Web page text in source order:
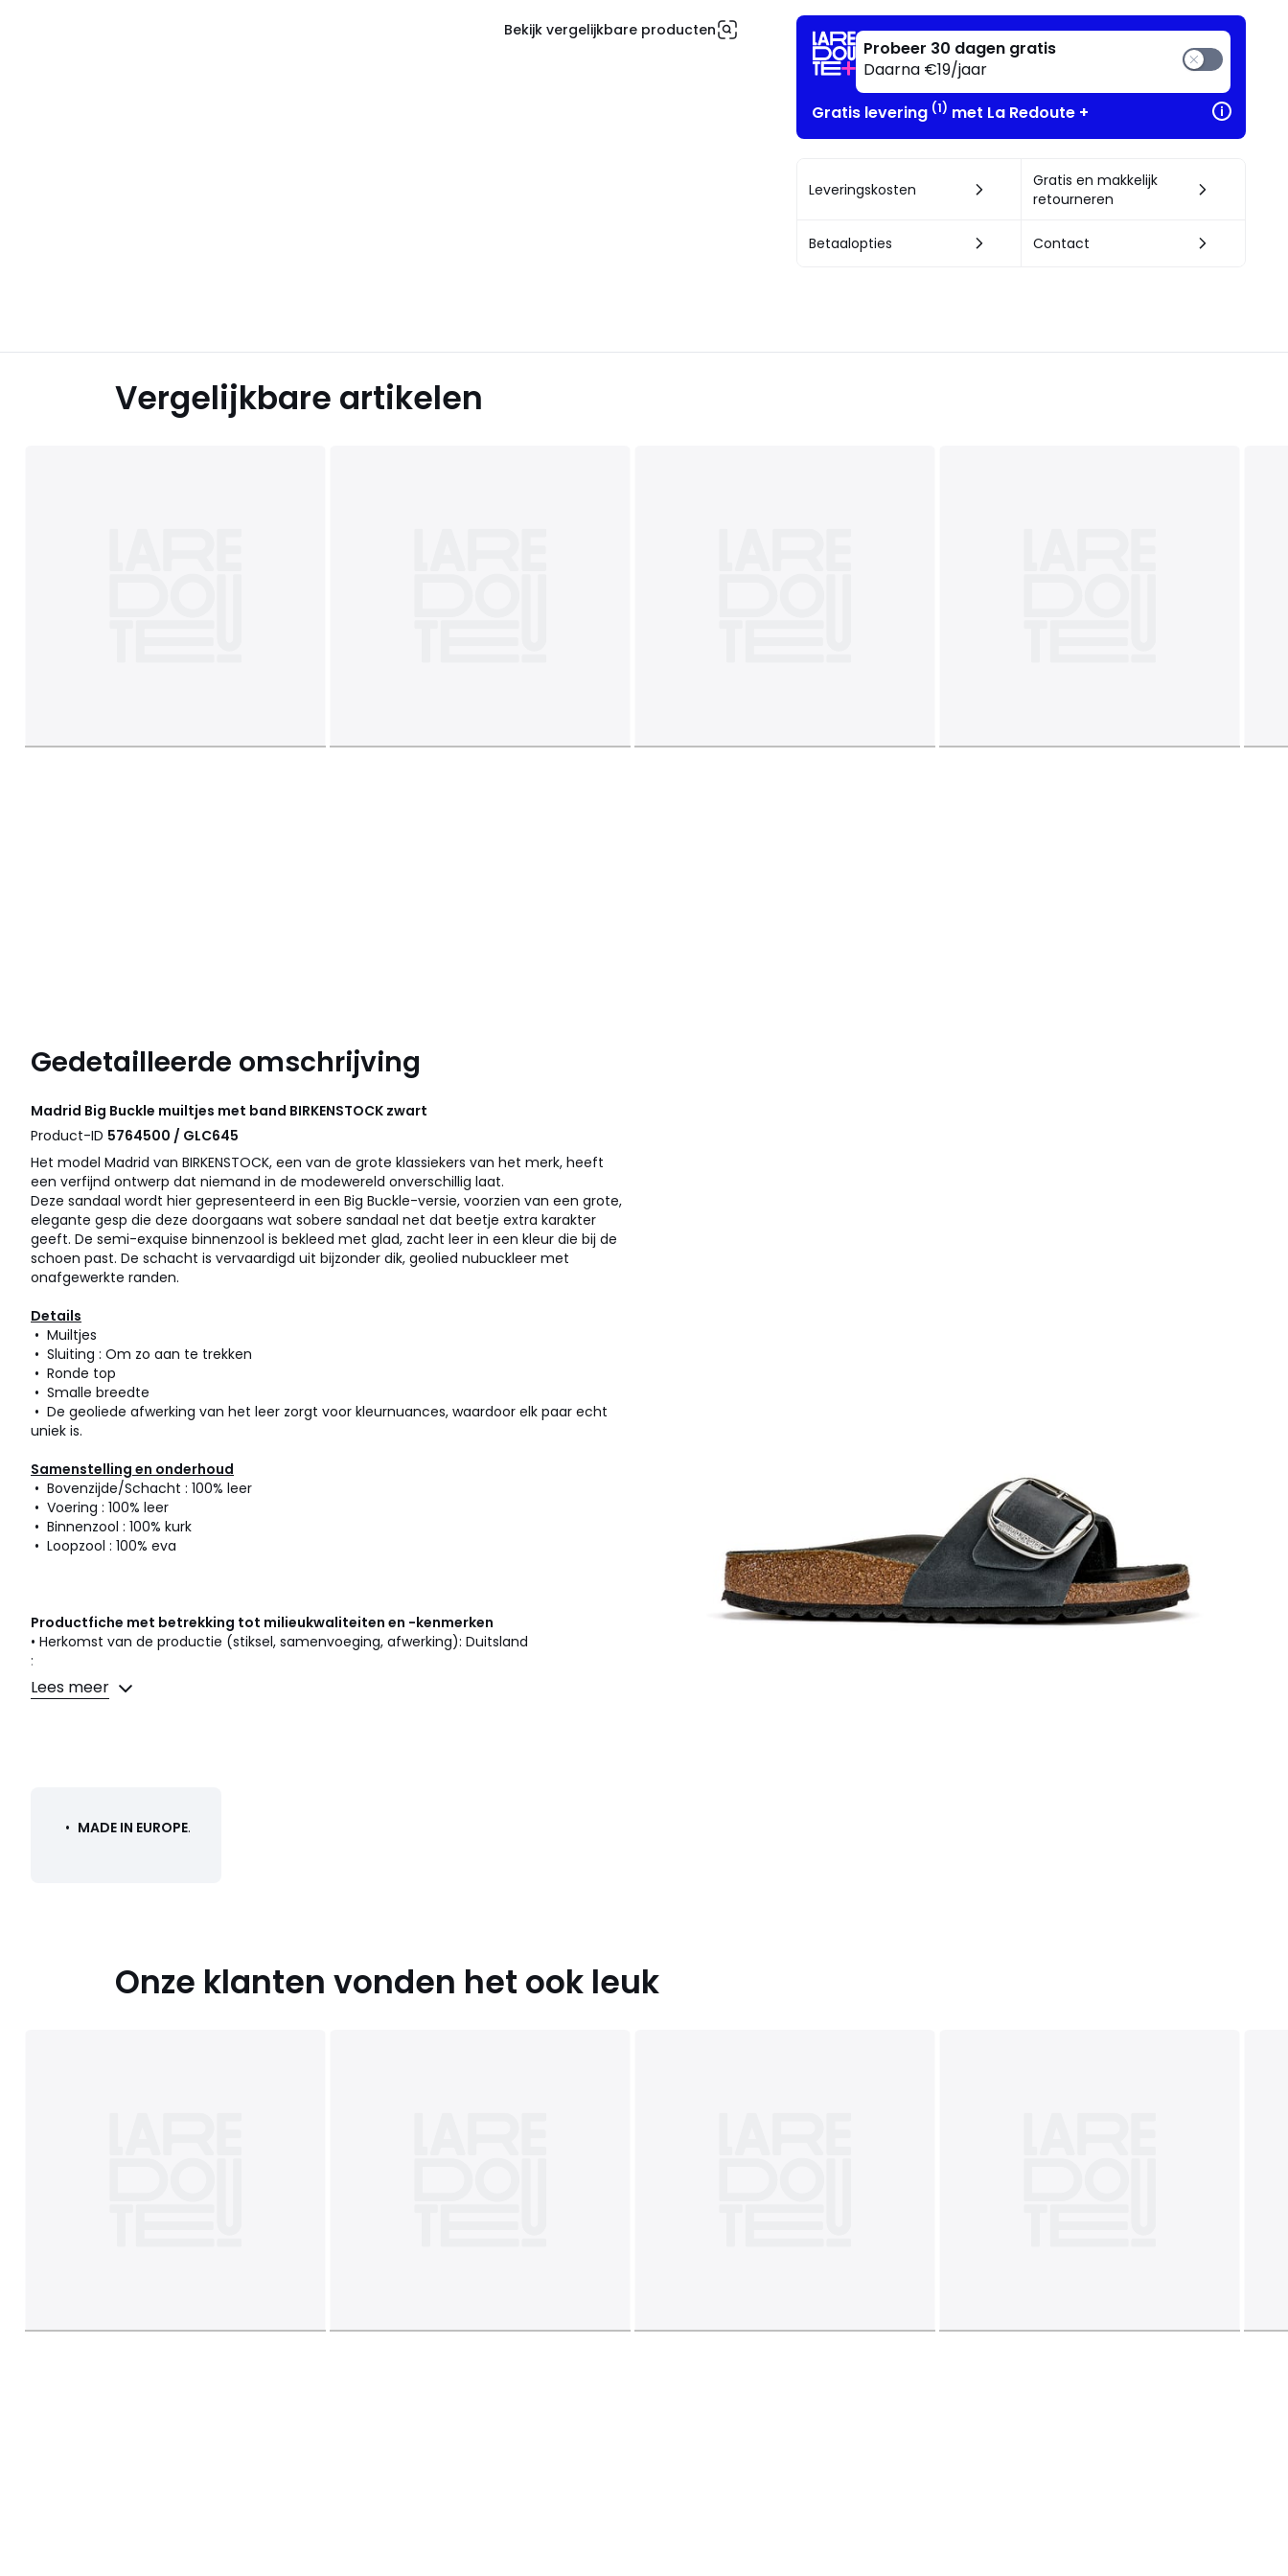
Bekijk vergelijkbare producten
Probeer 30 dagen gratis
Daarna €19/jaar
Gratis levering (1) met La Redoute +
Leveringskosten
Gratis en makkelijk
retourneren
Betaalopties Contact
Vergelijkbare artikelen
Gedetailleerde omschrijving
Madrid Big Buckle muiltjes met band BIRKENSTOCK zwart
Product-ID 5764500 / GLC645
Het model Madrid van BIRKENSTOCK, een van de grote klassiekers van het merk, heeft
een verfijnd ontwerp dat niemand in de modewereld onverschillig laat.
Deze sandaal wordt hier gepresenteerd in een Big Buckle-versie, voorzien van een grote,
elegante gesp die deze doorgaans wat sobere sandaal net dat beetje extra karakter
geeft. De semi-exquise binnenzool is bekleed met glad, zacht leer in een kleur die bij de
schoen past. De schacht is vervaardigd uit bijzonder dik, geolied nubuckleer met
onafgewerkte randen.
Details
• Muiltjes
• Sluiting : Om zo aan te trekken
• Ronde top
• Smalle breedte
• De geoliede afwerking van het leer zorgt voor kleurnuances, waardoor elk paar echt
uniek is.
Samenstelling en onderhoud
• Bovenzijde/Schacht : 100% leer
• Voering : 100% leer
• Binnenzool : 100% kurk
• Loopzool : 100% eva
Productfiche met betrekking tot milieukwaliteiten en -kenmerken
• Herkomst van de productie (stiksel, samenvoeging, afwerking): Duitsland
:
Lees meer
• MADE IN EUROPE.
Onze klanten vonden het ook leuk